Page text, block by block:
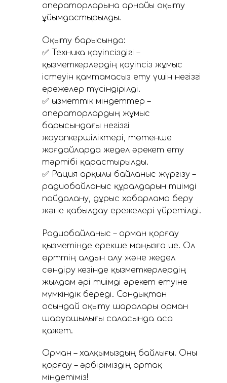
операторларына арнайы оқыту
ұйымдастырылды.
Оқыту барысында:
✅ Техника қауіпсіздігі –
қызметкерлердің қауіпсіз жұмыс
істеуін қамтамасыз ету үшін негізгі
ережелер түсіндірілді.
✅ Қызметтік міндеттер –
операторлардың жұмыс
барысындағы негізгі
жауапкершіліктері, төтенше
жағдайларда жедел әрекет ету
тәртібі қарастырылды.
✅ Рация арқылы байланыс жүргізу –
радиобайланыс құралдарын тиімді
пайдалану, дұрыс хабарлама беру
және қабылдау ережелері үйретілді.
Радиобайланыс – орман қорғау
қызметінде ерекше маңызға ие. Ол
өрттің алдын алу және жедел
сөндіру кезінде қызметкерлердің
жылдам әрі тиімді әрекет етуіне
мүмкіндік береді. Сондықтан
осындай оқыту шаралары орман
шаруашылығы саласында аса
қажет.
Орман – халқымыздың байлығы. Оны
қорғау – әрбіріміздің ортақ
міндетіміз!